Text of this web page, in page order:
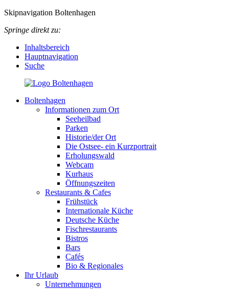
Skipnavigation Boltenhagen
Springe direkt zu:
Inhaltsbereich
Hauptnavigation
Suche
Boltenhagen
Informationen zum Ort
Seeheilbad
Parken
Historie/der Ort
Die Ostsee- ein Kurzportrait
Erholungswald
Webcam
Kurhaus
Öffnungszeiten
Restaurants & Cafes
Frühstück
Internationale Küche
Deutsche Küche
Fischrestaurants
Bistros
Bars
Cafés
Bio & Regionales
Ihr Urlaub
Unternehmungen